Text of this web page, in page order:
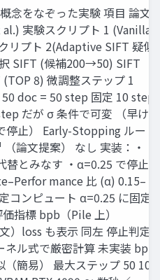
念をなぞった実験 項目 論文
実験スクリプト 1 (Vanilla
リプト 2(Adaptive SIFT 疑似
SIFT (候補200→50) SIFT
8) 微調整ステップ 1
doc = 50 step 固定 10 step
だが σ 条件で可変 （早け
停止） Early-Stopping ルー
（論文提案） なし 実装：・
替とみなす ・α=0.25 で停止
mance 比 (α) 0.15–
コンピュート α=0.25 に固定
価指標 bpb（Pile 上）
）loss も表示 同左 停止判定
ネル式で厳密計算 未実装 bpb
（簡易） 最大ステップ 50 10